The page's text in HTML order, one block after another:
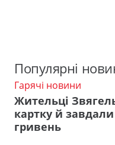
Популярні
Гарячі новини
Жительці
картку й
гривень